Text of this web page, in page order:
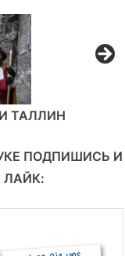
ТАЛЛИН
ПОДПИШИСЬ И